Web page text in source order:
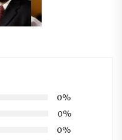
0%
0%
0%